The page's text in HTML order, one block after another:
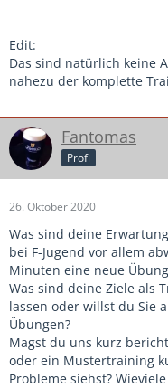
Edit:
Das sind natürlich keine
nahezu der komplette
Fantomas
Profi
26. Oktober 2020
Was sind deine
bei F-Jugend vor allem
Minuten eine neue
Was sind deine Ziele als
lassen oder willst du Sie
Übungen?
Magst du uns kurz
oder ein Mustertraining
Probleme siehst?